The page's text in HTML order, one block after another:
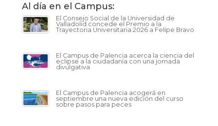
Al día en el Campus:
El Consejo Social de la Universidad de
Valladolid concede el Premio a la
Trayectoria Universitaria 2026 a Felipe Bravo
El Campus de Palencia acerca la ciencia del
eclipse a la ciudadanía con una jornada
divulgativa
El Campus de Palencia acogerá en
septiembre una nueva edición del curso
sobre pasos para peces